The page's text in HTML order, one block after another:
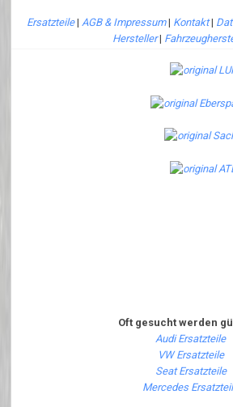
Ersatzteile| AGB & Impressum| Kontakt|
Hersteller|
Oft gesucht werden
Audi Ersatzteile
VW Ersatzteile
Seat Ersatzteile
Mercedes